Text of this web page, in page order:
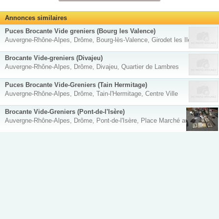
Annonces similaires
Puces Brocante Vide greniers (Bourg les Valence)
Auvergne-Rhône-Alpes, Drôme, Bourg-lès-Valence, Girodet les Iles
Brocante Vide-greniers (Divajeu)
Auvergne-Rhône-Alpes, Drôme, Divajeu, Quartier de Lambres
Puces Brocante Vide-Greniers (Tain Hermitage)
Auvergne-Rhône-Alpes, Drôme, Tain-l'Hermitage, Centre Ville
Brocante Vide-Greniers (Pont-de-l'Isère)
Auvergne-Rhône-Alpes, Drôme, Pont-de-l'Isère, Place Marché aux Fruits